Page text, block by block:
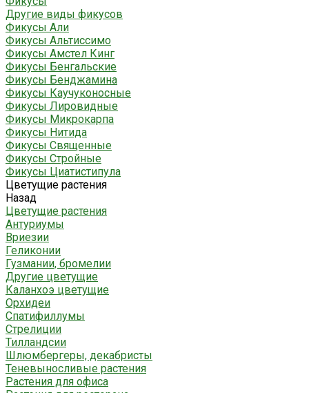
Другие виды фикусов
Фикусы Али
Фикусы Альтиссимо
Фикусы Амстел Кинг
Фикусы Бенгальские
Фикусы Бенджамина
Фикусы Каучуконосные
Фикусы Лировидные
Фикусы Микрокарпа
Фикусы Нитида
Фикусы Священные
Фикусы Стройные
Фикусы Циатистипула
Цветущие растения
Назад
Цветущие растения
Антуриумы
Вриезии
Геликонии
Гузмании, бромелии
Другие цветущие
Каланхоэ цветущие
Орхидеи
Спатифиллумы
Стрелиции
Тилландсии
Шлюмбергеры, декабристы
Теневыносливые растения
Растения для офиса